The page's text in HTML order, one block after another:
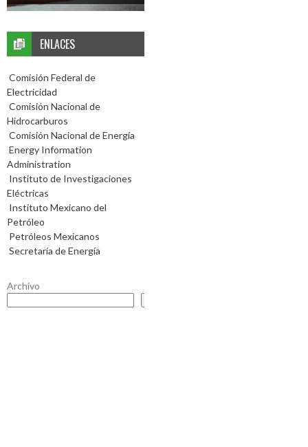
ENLACES
Comisión Federal de
Electricidad
Comisión Nacional de
Hidrocarburos
Comisión Nacional de Energía
Energy Information
Administration
Instituto de Investigaciones
Eléctricas
Instituto Mexicano del
Petróleo
Petróleos Mexicanos
Secretaría de Energía
Archivo